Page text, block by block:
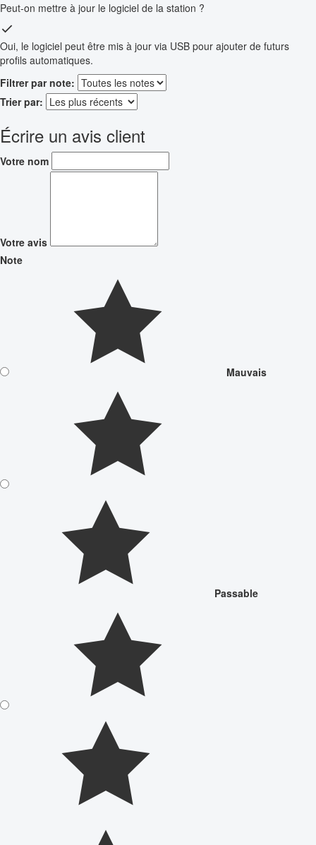
Peut-on mettre à jour le logiciel de la station ?
Oui, le logiciel peut être mis à jour via USB pour ajouter de futurs
profils automatiques.
Filtrer par note:
Trier par:
Écrire un avis client
Votre nom
Votre avis
Note
Mauvais
Passable